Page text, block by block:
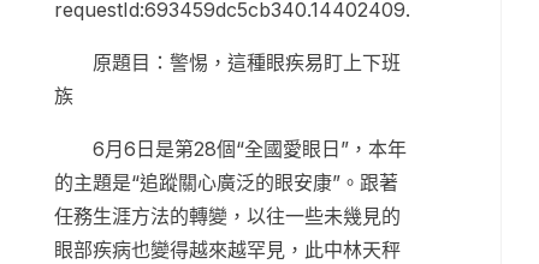
requestId:693459dc5cb340.14402409.
原題目：警惕，這種眼疾易盯上下班
族
6月6日是第28個“全國愛眼日”，本年
的主題是“追蹤關心廣泛的眼安康”。跟著
任務生涯方法的轉變，以往一些未幾見的
眼部疾病也變得越來越罕見，此中林天秤